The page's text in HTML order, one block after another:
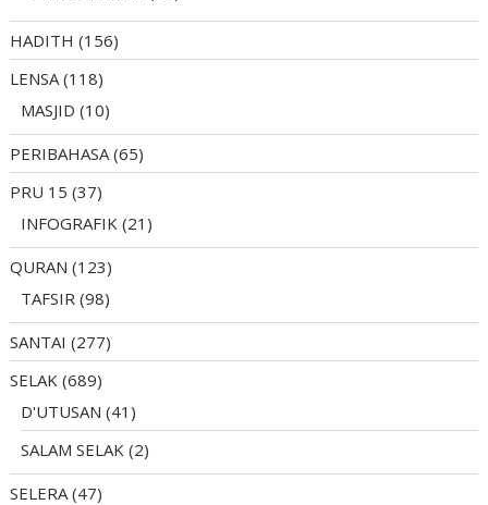
HADITH (156)
LENSA (118)
MASJID (10)
PERIBAHASA (65)
PRU 15 (37)
INFOGRAFIK (21)
QURAN (123)
TAFSIR (98)
SANTAI (277)
SELAK (689)
D'UTUSAN (41)
SALAM SELAK (2)
SELERA (47)